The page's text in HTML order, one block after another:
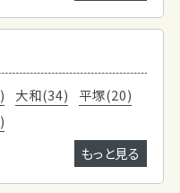
大和(34)
平塚(20)
もっと見る